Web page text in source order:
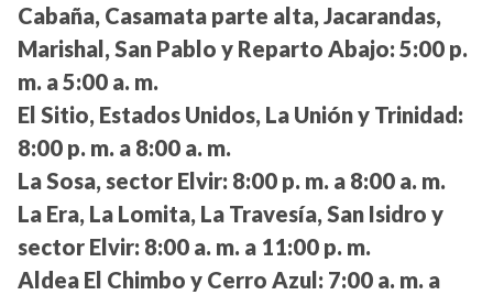
Cabaña, Casamata parte alta, Jacarandas,
Marishal, San Pablo y Reparto Abajo: 5:00 p.
m. a 5:00 a. m.
El Sitio, Estados Unidos, La Unión y Trinidad:
8:00 p. m. a 8:00 a. m.
La Sosa, sector Elvir: 8:00 p. m. a 8:00 a. m.
La Era, La Lomita, La Travesía, San Isidro y
sector Elvir: 8:00 a. m. a 11:00 p. m.
Aldea El Chimbo y Cerro Azul: 7:00 a. m. a